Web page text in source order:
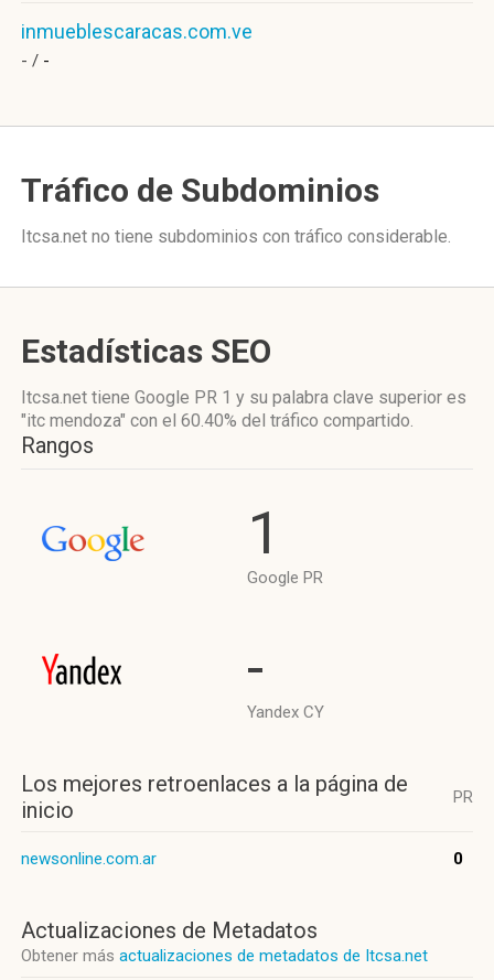
inmueblescaracas.com.ve
- / -
Tráfico de Subdominios
Itcsa.net no tiene subdominios con tráfico considerable.
Estadísticas SEO
Itcsa.net tiene Google PR 1 y su palabra clave superior es
"itc mendoza" con el 60.40% del tráfico compartido.
Rangos
1
Google PR
-
Yandex CY
Los mejores retroenlaces a la página de
inicio
PR
newsonline.com.ar 0
Actualizaciones de Metadatos
Obtener más actualizaciones de metadatos de Itcsa.net